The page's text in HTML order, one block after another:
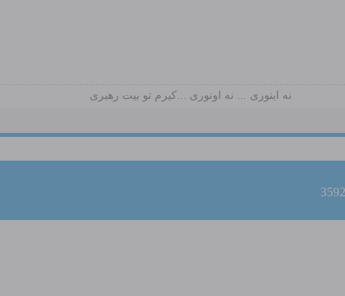
نه اینوری ... نه اونوری ...کیرم تو بیت رهبری